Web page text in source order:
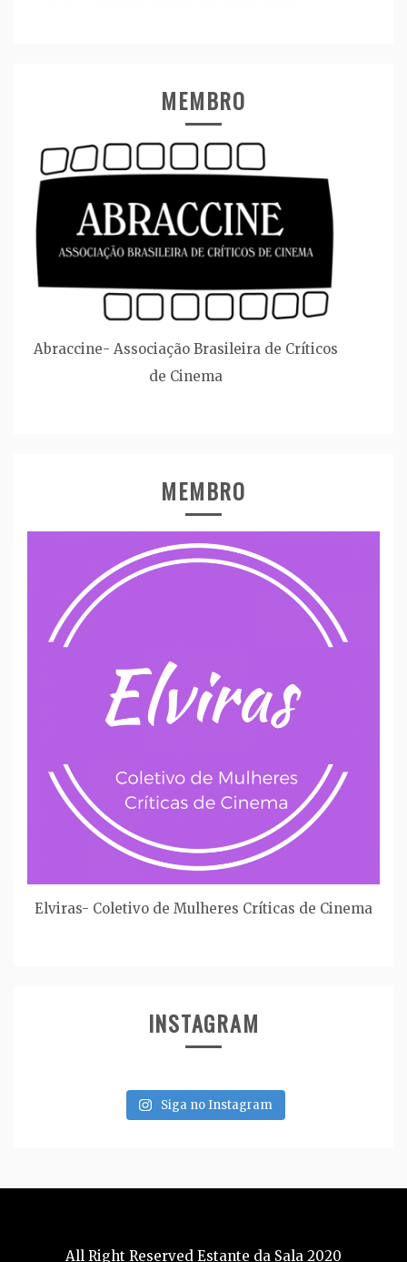
MEMBRO
Abraccine- Associação Brasileira de Críticos
de Cinema
MEMBRO
Elviras- Coletivo de Mulheres Críticas de Cinema
INSTAGRAM
Siga no Instagram
All Right Reserved Estante da Sala 2020